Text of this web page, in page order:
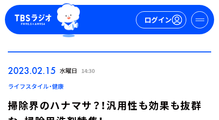
ログイン
ログイン
2023.02.15 水曜日 14:30
ライフスタイル・健康
掃除界のハナマサ？！汎用性も効果も抜群